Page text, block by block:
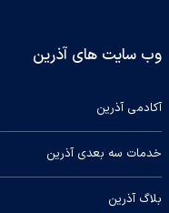
وب سایت های آذرین
آکادمی آذرین
خدمات سه بعدی آذرین
بلاگ آذرین